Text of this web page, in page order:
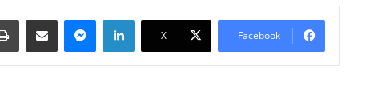
Facebook
X
LinkedIn
Messenger
Share via Email